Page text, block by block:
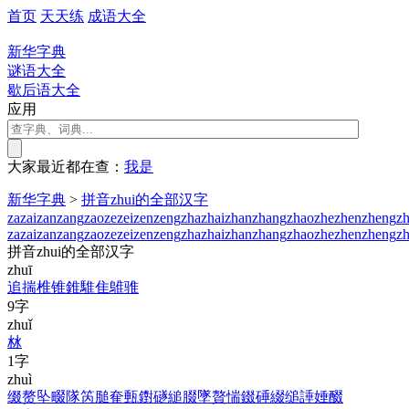
首页 天天练 成语大全
新华字典
谜语大全
歇后语大全
应用
大家最近都在查： 我是
新华字典 > 拼音zhui的全部汉字
zazaizanzangzaozezeizenzengzhazhaizhanzhangzhaozhezhenzheng
zazaizanzangzaozezeizenzengzhazhaizhanzhangzhaozhezhenzheng
拼音zhui的全部汉字
zhuī
追揣椎锥錐騅隹鵻骓
9字
zhuǐ
沝
1字
zhuì
缀赘坠畷隊笍膇奞甀鑆礈縋腏墜贅惴錣硾綴缒諈娷醊